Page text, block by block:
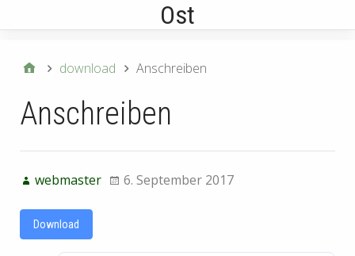
Ost
download Anschreiben
Anschreiben
webmaster 6. September 2017
Download